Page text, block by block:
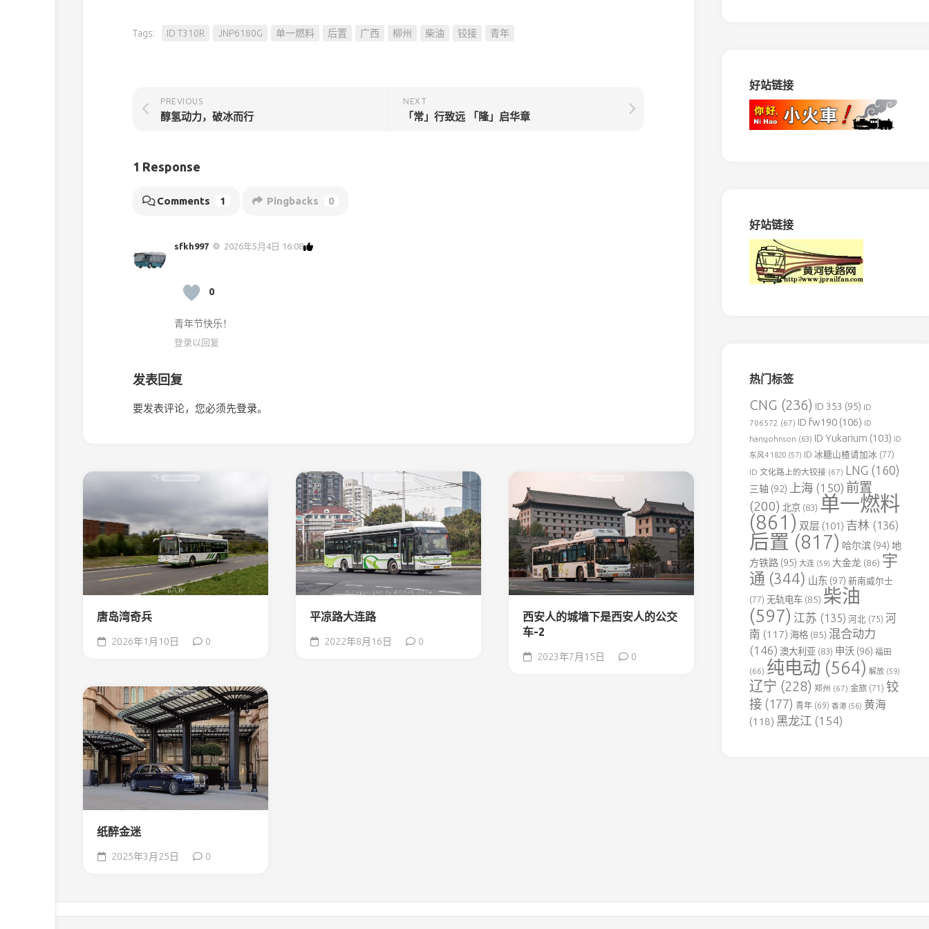
铁
路
用
铁
路
水
泥
专
用
路
葛
坝
老
口
水
泥
专
用
铁
路
达
竹
煤
电
Tags: ID T310R JNP6180G 单一燃料 后置 广西 柳州 柴油 铰接 青年
NEXT
「常」行致远 「隆」启华章
PREVIOUS
醇氢动力，破冰而行
1 Response
Comments 1 Pingbacks 0
sfkh997 2026年5月4日 16:08
0
青年节快乐！
登录以回复
发表回复
要发表评论，您必须先登录。
唐岛湾奇兵
2026年1月10日 0
平凉路大连路
2022年8月16日 0
西安人的城墙下是西安人的公交
车-2
2023年7月15日 0
纸醉金迷
2025年3月25日 0
好站链接
好站链接
热门标签
CNG (236) ID 353 (95) ID
706572 (67) ID fw190 (106) ID
hansjohnson (63) ID Yukarium (103) ID
东风4 1820 (57) ID 冰糖山楂请加冰 (77)
ID 文化路上的大铰接 (67) LNG (160)
三轴 (92) 上海 (150) 前置
(200) 北京 (83) 单一燃料
(861) 双层 (101) 吉林 (136)
后置(817) 哈尔滨 (94) 地
方铁路 (95) 大连 (59) 大金龙 (86) 宇
通 (344) 山东 (97) 新南威尔士
(77) 无轨电车 (85) 柴油
(597) 江苏 (135) 河北 (75) 河
南 (117) 海格 (85) 混合动力
(146) 澳大利亚 (83) 申沃 (96) 福田
(66) 纯电动 (564) 解放 (59)
辽宁 (228) 郑州 (67) 金旅 (71) 铰
接 (177) 青年 (69) 香港 (56) 黄海
(118) 黑龙江 (154)